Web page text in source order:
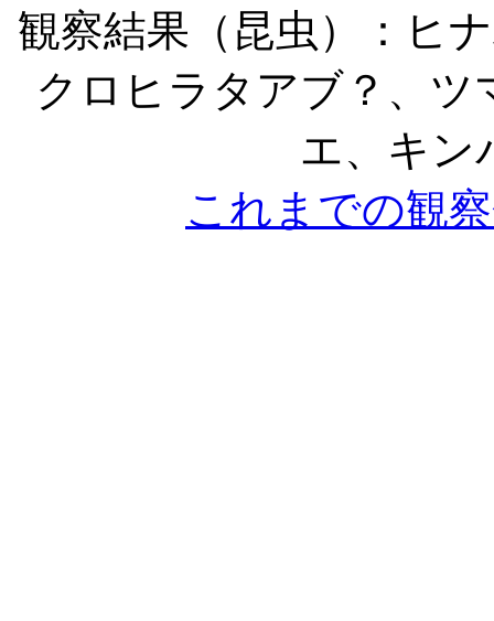
観察結果（昆虫）：ヒ
クロヒラタアブ？、
エ、キン
これまでの観